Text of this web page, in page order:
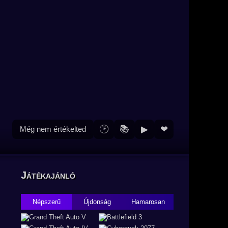
Még nem értékelted 🕑 📚 ▶ ❤
Játékajánló
Népszerű Újdonság Hamarosan